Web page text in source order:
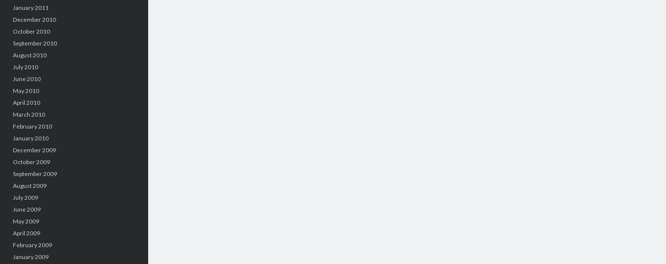
January 2011
December 2010
October 2010
September 2010
August 2010
July 2010
June 2010
May 2010
April 2010
March 2010
February 2010
January 2010
December 2009
October 2009
September 2009
August 2009
July 2009
June 2009
May 2009
April 2009
February 2009
January 2009